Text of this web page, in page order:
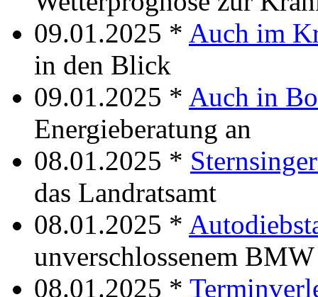
09.01.2025 * Auch im
in den Blick
09.01.2025 * Auch in
Energieberatung an
08.01.2025 *
das Landratsamt
08.01.2025 *
unverschlossenem
08.01.2025 *